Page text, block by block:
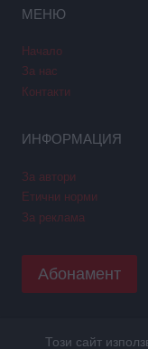
МЕНЮ
Начало
За нас
Контакти
ИНФОРМАЦИЯ
За автори
Етични норми
За реклама
Абонамент
Този сайт